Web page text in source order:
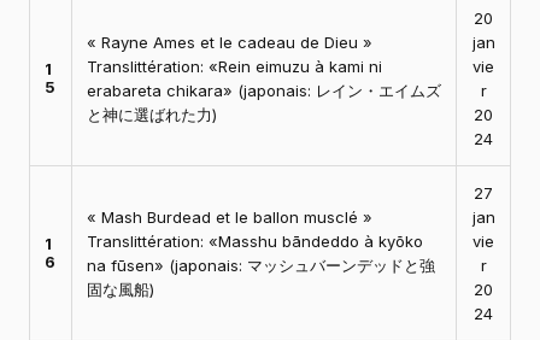
1
5
« Rayne Ames et le cadeau de Dieu »
Translittération: «Rein eimuzu à kami ni
erabareta chikara» (japonais: レイン・エイムズ
と神に選ばれた力)
20
jan
vie
r
20
24
1
6
« Mash Burdead et le ballon musclé »
Translittération: «Masshu bāndeddo à kyōko
na fūsen» (japonais: マッシュバーンデッドと強
固な風船)
27
jan
vie
r
20
24